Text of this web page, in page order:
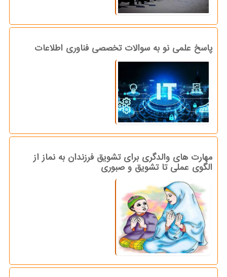
پاسخ علمی نو به سوالات تخصصی فناوری اطلاعات
مهارت های والدگری برای تشویق فرزندان به نماز از
الگوی عملی تا تشویق و صبوری